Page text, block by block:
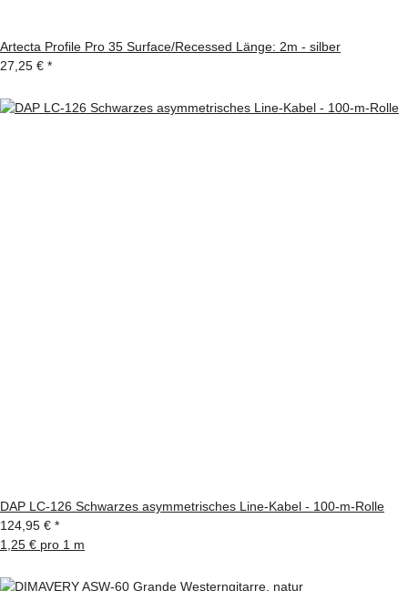
Artecta Profile Pro 35 Surface/Recessed Länge: 2m - silber
27,25 € *
DAP LC-126 Schwarzes asymmetrisches Line-Kabel - 100-m-Rolle
124,95 € *
1,25 € pro 1 m